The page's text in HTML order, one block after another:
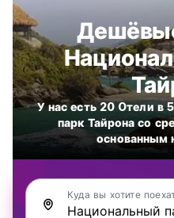
У нас есть 20 Oтели в
парк Тайрона со
основанным
Куда вы хотите